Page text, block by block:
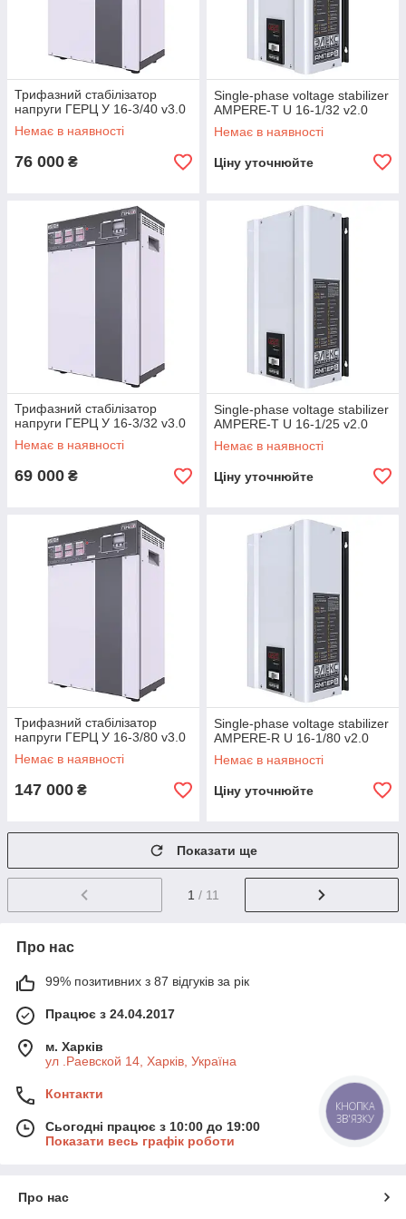
Трифазний стабілізатор
напруги ГЕРЦ У 16-3/40 v3.0
Немає в наявності
76 000 ₴
Single-phase voltage stabilizer
AMPERE-T U 16-1/32 v2.0
Немає в наявності
Ціну уточнюйте
Трифазний стабілізатор
напруги ГЕРЦ У 16-3/32 v3.0
Немає в наявності
69 000 ₴
Single-phase voltage stabilizer
AMPERE-T U 16-1/25 v2.0
Немає в наявності
Ціну уточнюйте
Трифазний стабілізатор
напруги ГЕРЦ У 16-3/80 v3.0
Немає в наявності
147 000 ₴
Single-phase voltage stabilizer
AMPERE-R U 16-1/80 v2.0
Немає в наявності
Ціну уточнюйте
Показати ще
1 / 11
Про нас
99% позитивних з 87 відгуків за рік
Працює з 24.04.2017
м. Харків
ул .Раевской 14, Харків, Україна
Контакти
Сьогодні працює з 10:00 до 19:00
Показати весь графік роботи
Про нас
КНОПКА
ЗВ'ЯЗКУ